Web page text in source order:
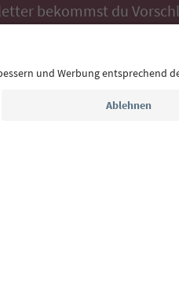
bekommst du
Tipps und typische